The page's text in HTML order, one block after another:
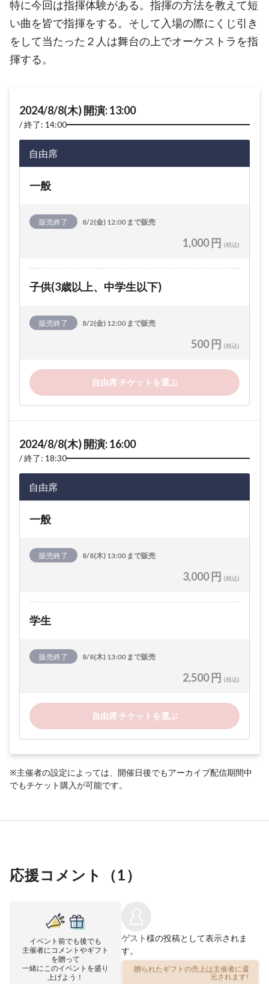
特に今回は指揮体験がある。指揮の方法を教えて短
い曲を皆で指揮をする。そして入場の際にくじ引き
をして当たった２人は舞台の上でオーケストラを指
揮する。
2024/8/8(木) 開演: 13:00
終了: 14:00
自由席
一般
販売終了 8/2(金) 12:00 まで販売
1,000 円 (税込)
子供(3歳以上、中学生以下)
販売終了 8/2(金) 12:00 まで販売
500 円 (税込)
自由席 チケットを選ぶ
2024/8/8(木) 開演: 16:00
終了: 18:30
自由席
一般
販売終了 8/8(木) 13:00 まで販売
3,000 円 (税込)
学生
販売終了 8/8(木) 13:00 まで販売
2,500 円 (税込)
自由席 チケットを選ぶ
※主催者の設定によっては、開催日後でもアーカイブ配信期間中
でもチケット購入が可能です。
応援コメント（1）
イベント前でも後でも
主催者にコメントやギフト
を贈って
一緒にこのイベントを盛り
上げよう！
ゲスト様の投稿として表示されま
す。
贈られたギフトの売上は主催者に還
元されます!